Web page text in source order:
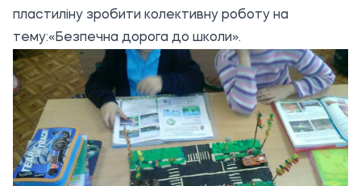
пластиліну зробити колективну роботу на
тему:«Безпечна дорога до школи».